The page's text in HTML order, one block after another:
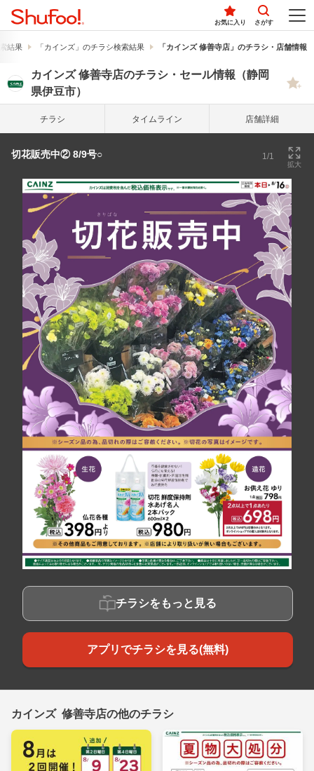
お気に入り さがす
結果 「カインズ」のチラシ検索結果 「カインズ 修善寺店」のチラシ・店舗情報
カインズ 修善寺店のチラシ・セール情報（静岡
県伊豆市）
チラシ タイム ライン 店舗詳細
切花販売中② 8/9号○ 1/1
拡大
チラシをもっと見る
アプリでチラシを見る(無料)
カインズ 修善寺店の他のチラシ